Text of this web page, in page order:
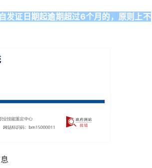
发证日期起逾期超过6个月的，原则上不